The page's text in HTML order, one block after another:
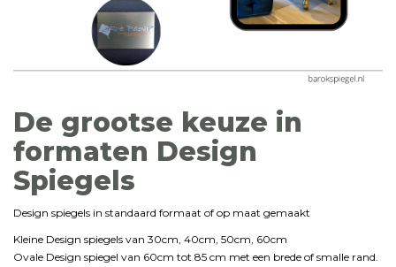
De grootse keuze in
formaten Design
Spiegels
Design spiegels in standaard formaat of op maat gemaakt
Kleine Design spiegels van 30cm, 40cm, 50cm, 60cm
Ovale Design spiegel van 60cm tot 85 cm met een brede of smalle rand.